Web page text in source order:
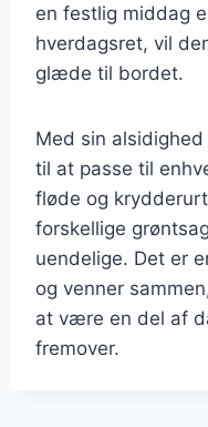
en festlig middag
hverdagsret, vil
glæde til bordet.
Med sin
til at passe til
fløde og
forskellige
uendelige. Det er
og venner
at være en del af
fremover.